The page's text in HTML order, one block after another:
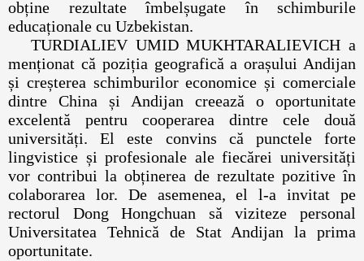
obține rezultate îmbelșugate în schimburile
educaționale cu Uzbekistan.
TURDIALIEV UMID MUKHTARALIEVICH a
menționat că poziția geografică a orașului Andijan
și creșterea schimburilor economice și comerciale
dintre China și Andijan creează o oportunitate
excelentă pentru cooperarea dintre cele două
universități. El este convins că punctele forte
lingvistice și profesionale ale fiecărei universități
vor contribui la obținerea de rezultate pozitive în
colaborarea lor. De asemenea, el l-a invitat pe
rectorul Dong Hongchuan să viziteze personal
Universitatea Tehnică de Stat Andijan la prima
oportunitate.